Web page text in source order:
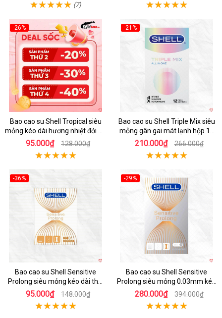
(7)
-26%
Hot
Bao cao su Shell Tropical siêu
mỏng kéo dài hương nhiệt đới an
toàn
95.000₫ 128.000₫
-21%
Bao cao su Shell Triple Mix siêu
mỏng gân gai mát lạnh hộp 12
cái
210.000₫ 266.000₫
-36%
Bao cao su Shell Sensitive
Prolong siêu mỏng kéo dài thời
gian hộp 3 cái
95.000₫ 148.000₫
-29%
Bao cao su Shell Sensitive
Prolong siêu mỏng 0.03mm kéo
dài thời gian
280.000₫ 394.000₫